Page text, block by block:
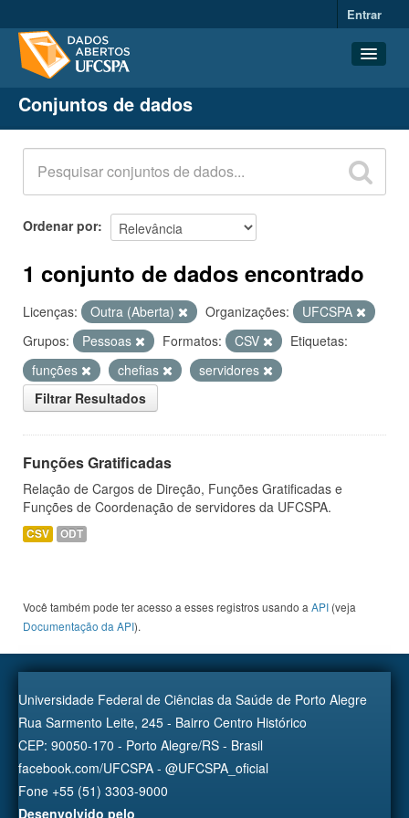
Entrar
Conjuntos de dados
Organizações
Grupos
Sobre
Conjuntos de dados
Ordenar por
1 conjunto de dados encontrado
Licenças: Outra (Aberta) Organizações:
UFCSPA
Grupos:
Pessoas Formatos: CSV
Etiquetas:
funções
chefias
servidores
Filtrar Resultados
Funções Gratificadas
Relação de Cargos de Direção, Funções Gratificadas e
Funções de Coordenação de servidores da UFCSPA.
CSV ODT
Você também pode ter acesso a esses registros usando a API (veja
Documentação da API).
Universidade Federal de Ciências da Saúde de Porto Alegre
Rua Sarmento Leite, 245 - Bairro Centro Histórico
CEP: 90050-170 - Porto Alegre/RS - Brasil
facebook.com/UFCSPA - @UFCSPA_oficial
Fone +55 (51) 3303-9000
Desenvolvido pelo